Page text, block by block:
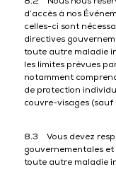
d’accès à nos
celles-ci sont
directives
toute autre maladie
les limites prévues
notamment
de protection
couvre-visages (sauf
8.3 Vous devez
gouvernementales
toute autre maladie